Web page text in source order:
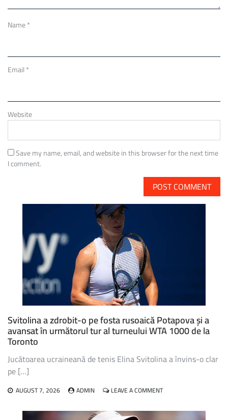
Name*
Email*
Website
Save my name, email, and website in this browser for the next time
I comment.
Svitolina a zdrobit-o pe fosta rusoaică Potapova și a
avansat în următorul tur al turneului WTA 1000 de la
Toronto
Jucătoarea ucraineană de tenis Elina Svitolina a învins-o clar
pe […]
AUGUST 7, 2026 ADMIN LEAVE A COMMENTON
A